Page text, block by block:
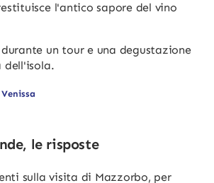
l'antico sapore del vino
un tour e una degustazione
dell'isola.
le risposte
sulla visita di Mazzorbo, per